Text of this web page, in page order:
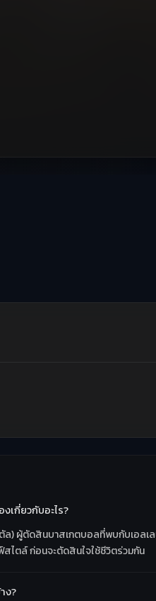
เกี่ยวกับอะไร?
) ผู้ตัดสินบาสเกตบอลที่พบกับเอล
สไตล์ ก่อนจะตัดสินใจใช้ชีวิตร่วมกัน
ง?